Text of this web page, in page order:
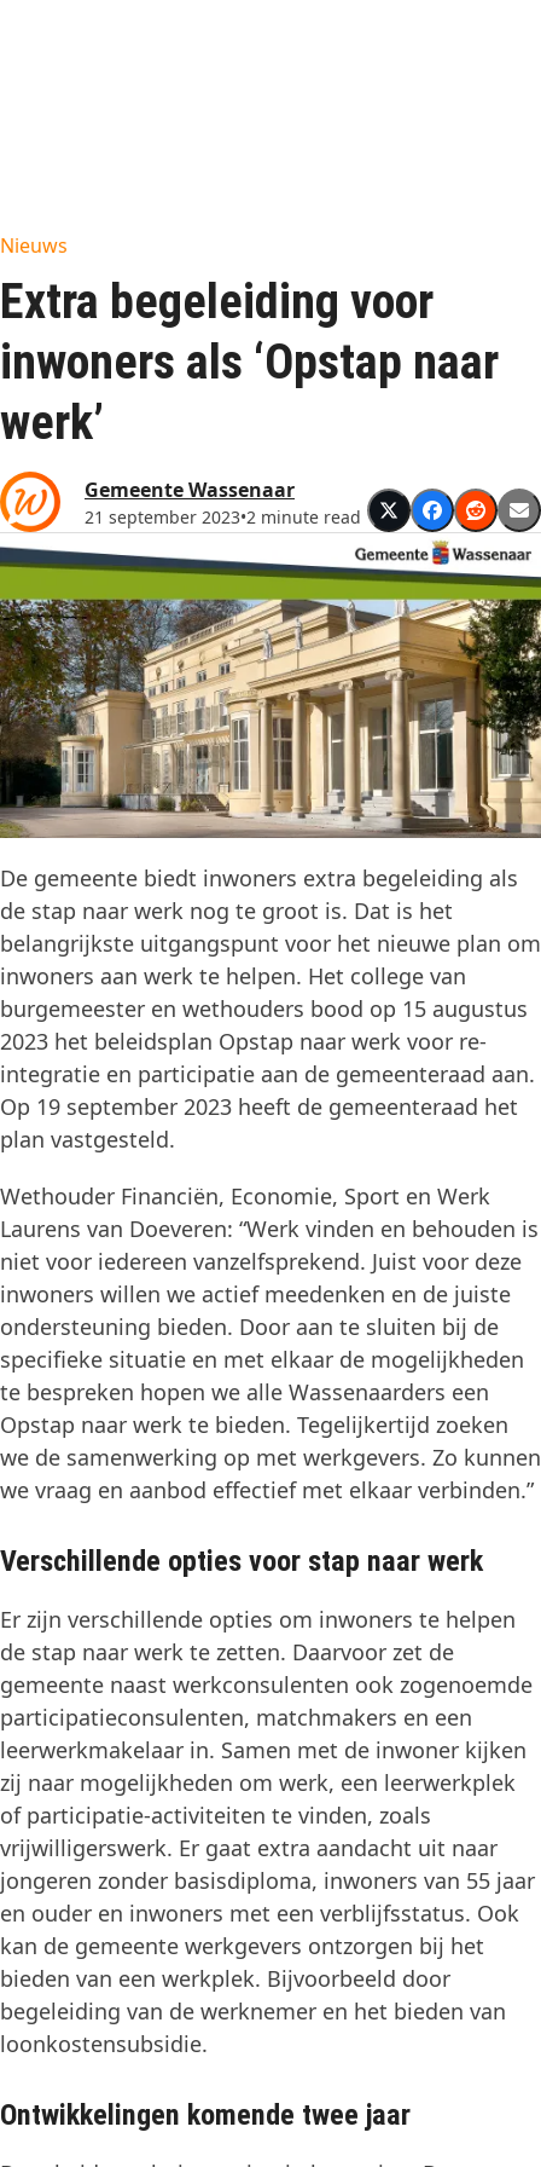
Nieuws
Extra begeleiding voor
inwoners als ‘Opstap naar
werk’
Gemeente Wassenaar
21 september 2023•2 minute read
De gemeente biedt inwoners extra begeleiding als
de stap naar werk nog te groot is. Dat is het
belangrijkste uitgangspunt voor het nieuwe plan om
inwoners aan werk te helpen. Het college van
burgemeester en wethouders bood op 15 augustus
2023 het beleidsplan Opstap naar werk voor re-
integratie en participatie aan de gemeenteraad aan.
Op 19 september 2023 heeft de gemeenteraad het
plan vastgesteld.
Wethouder Financiën, Economie, Sport en Werk
Laurens van Doeveren: “Werk vinden en behouden is
niet voor iedereen vanzelfsprekend. Juist voor deze
inwoners willen we actief meedenken en de juiste
ondersteuning bieden. Door aan te sluiten bij de
specifieke situatie en met elkaar de mogelijkheden
te bespreken hopen we alle Wassenaarders een
Opstap naar werk te bieden. Tegelijkertijd zoeken
we de samenwerking op met werkgevers. Zo kunnen
we vraag en aanbod effectief met elkaar verbinden.”
Verschillende opties voor stap naar werk
Er zijn verschillende opties om inwoners te helpen
de stap naar werk te zetten. Daarvoor zet de
gemeente naast werkconsulenten ook zogenoemde
participatieconsulenten, matchmakers en een
leerwerkmakelaar in. Samen met de inwoner kijken
zij naar mogelijkheden om werk, een leerwerkplek
of participatie-activiteiten te vinden, zoals
vrijwilligerswerk. Er gaat extra aandacht uit naar
jongeren zonder basisdiploma, inwoners van 55 jaar
en ouder en inwoners met een verblijfsstatus. Ook
kan de gemeente werkgevers ontzorgen bij het
bieden van een werkplek. Bijvoorbeeld door
begeleiding van de werknemer en het bieden van
loonkostensubsidie.
Ontwikkelingen komende twee jaar